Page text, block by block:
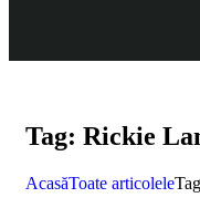
Tag: Rickie
AcasăToate articolele